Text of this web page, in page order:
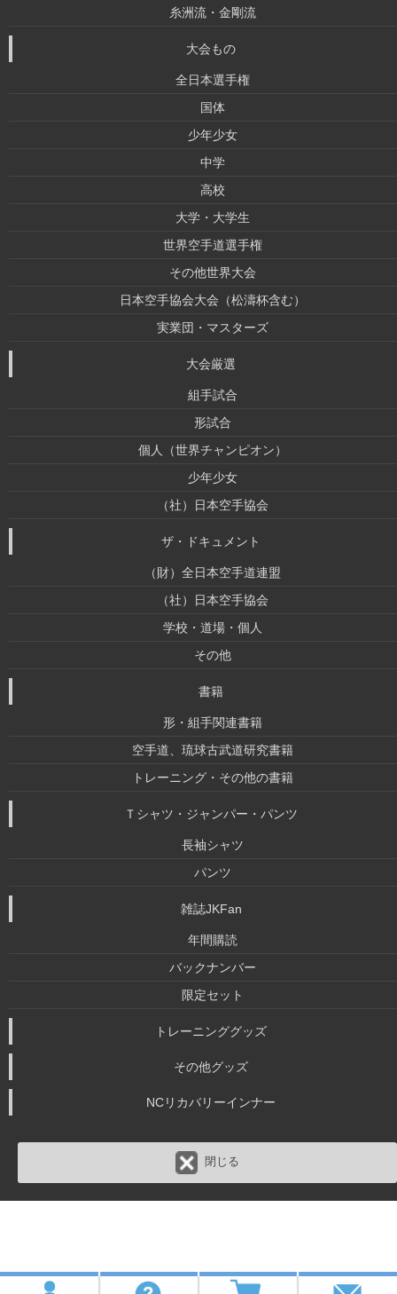
糸洲流・金剛流
大会もの
全日本選手権
国体
少年少女
中学
高校
大学・大学生
世界空手道選手権
その他世界大会
日本空手協会大会（松濤杯含む）
実業団・マスターズ
大会厳選
組手試合
形試合
個人（世界チャンピオン）
少年少女
（社）日本空手協会
ザ・ドキュメント
（財）全日本空手道連盟
（社）日本空手協会
学校・道場・個人
その他
書籍
形・組手関連書籍
空手道、琉球古武道研究書籍
トレーニング・その他の書籍
Ｔシャツ・ジャンパー・パンツ
長袖シャツ
パンツ
雑誌JKFan
年間購読
バックナンバー
限定セット
トレーニンググッズ
その他グッズ
NCリカバリーインナー
閉じる